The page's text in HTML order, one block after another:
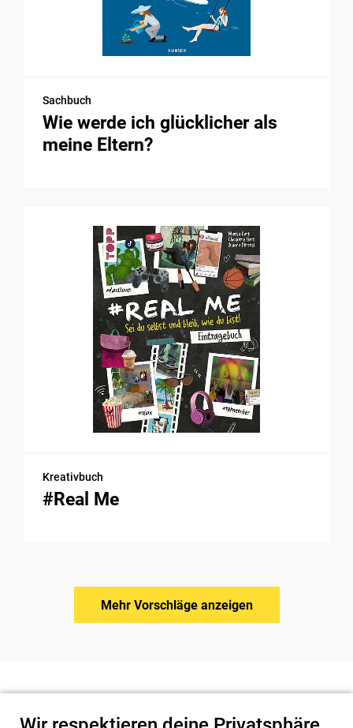
Sachbuch
Wie werde ich glücklicher als
meine Eltern?
Kreativbuch
#Real Me
Mehr Vorschläge anzeigen